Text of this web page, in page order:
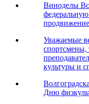
Виноделы
продвижение
Уважаемые
спортсмены,
культуры и
Дню